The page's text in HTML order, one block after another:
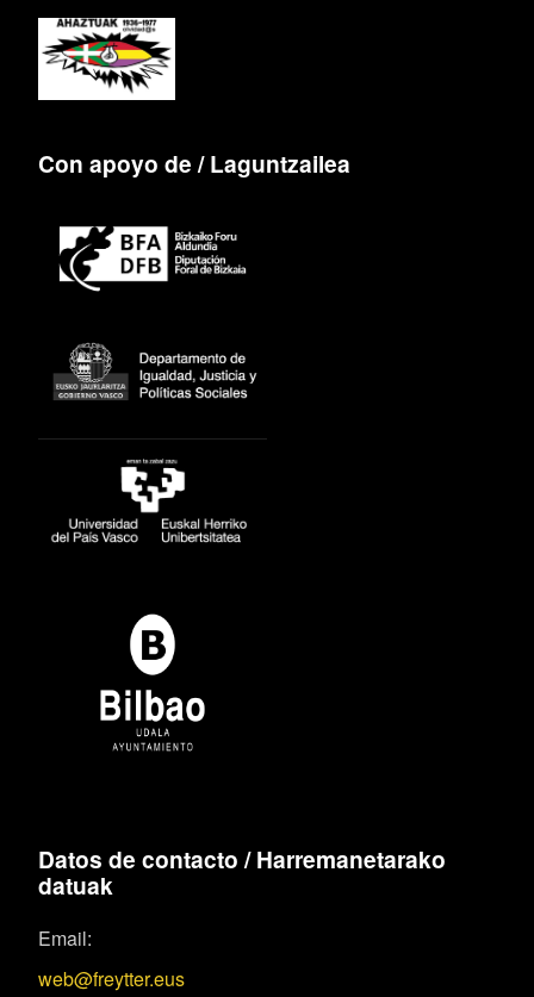
Con apoyo de / Laguntzailea
Datos de contacto / Harremanetarako
datuak
Email:
web@freytter.eus